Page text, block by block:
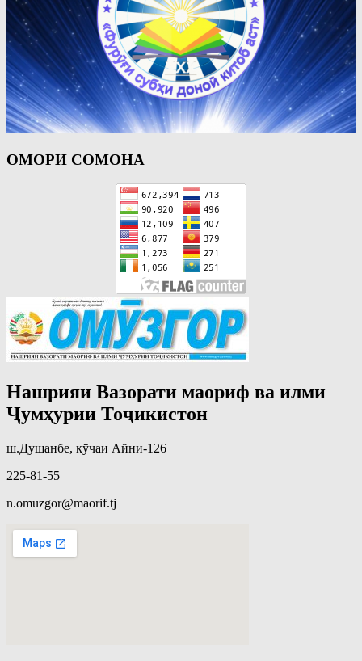
ОМОРИ СОМОНА
Нашрияи Вазорати маориф ва илми
Ҷумҳурии Тоҷикистон
ш.Душанбе, кӯчаи Айнӣ-126
225-81-55
n.omuzgor@maorif.tj